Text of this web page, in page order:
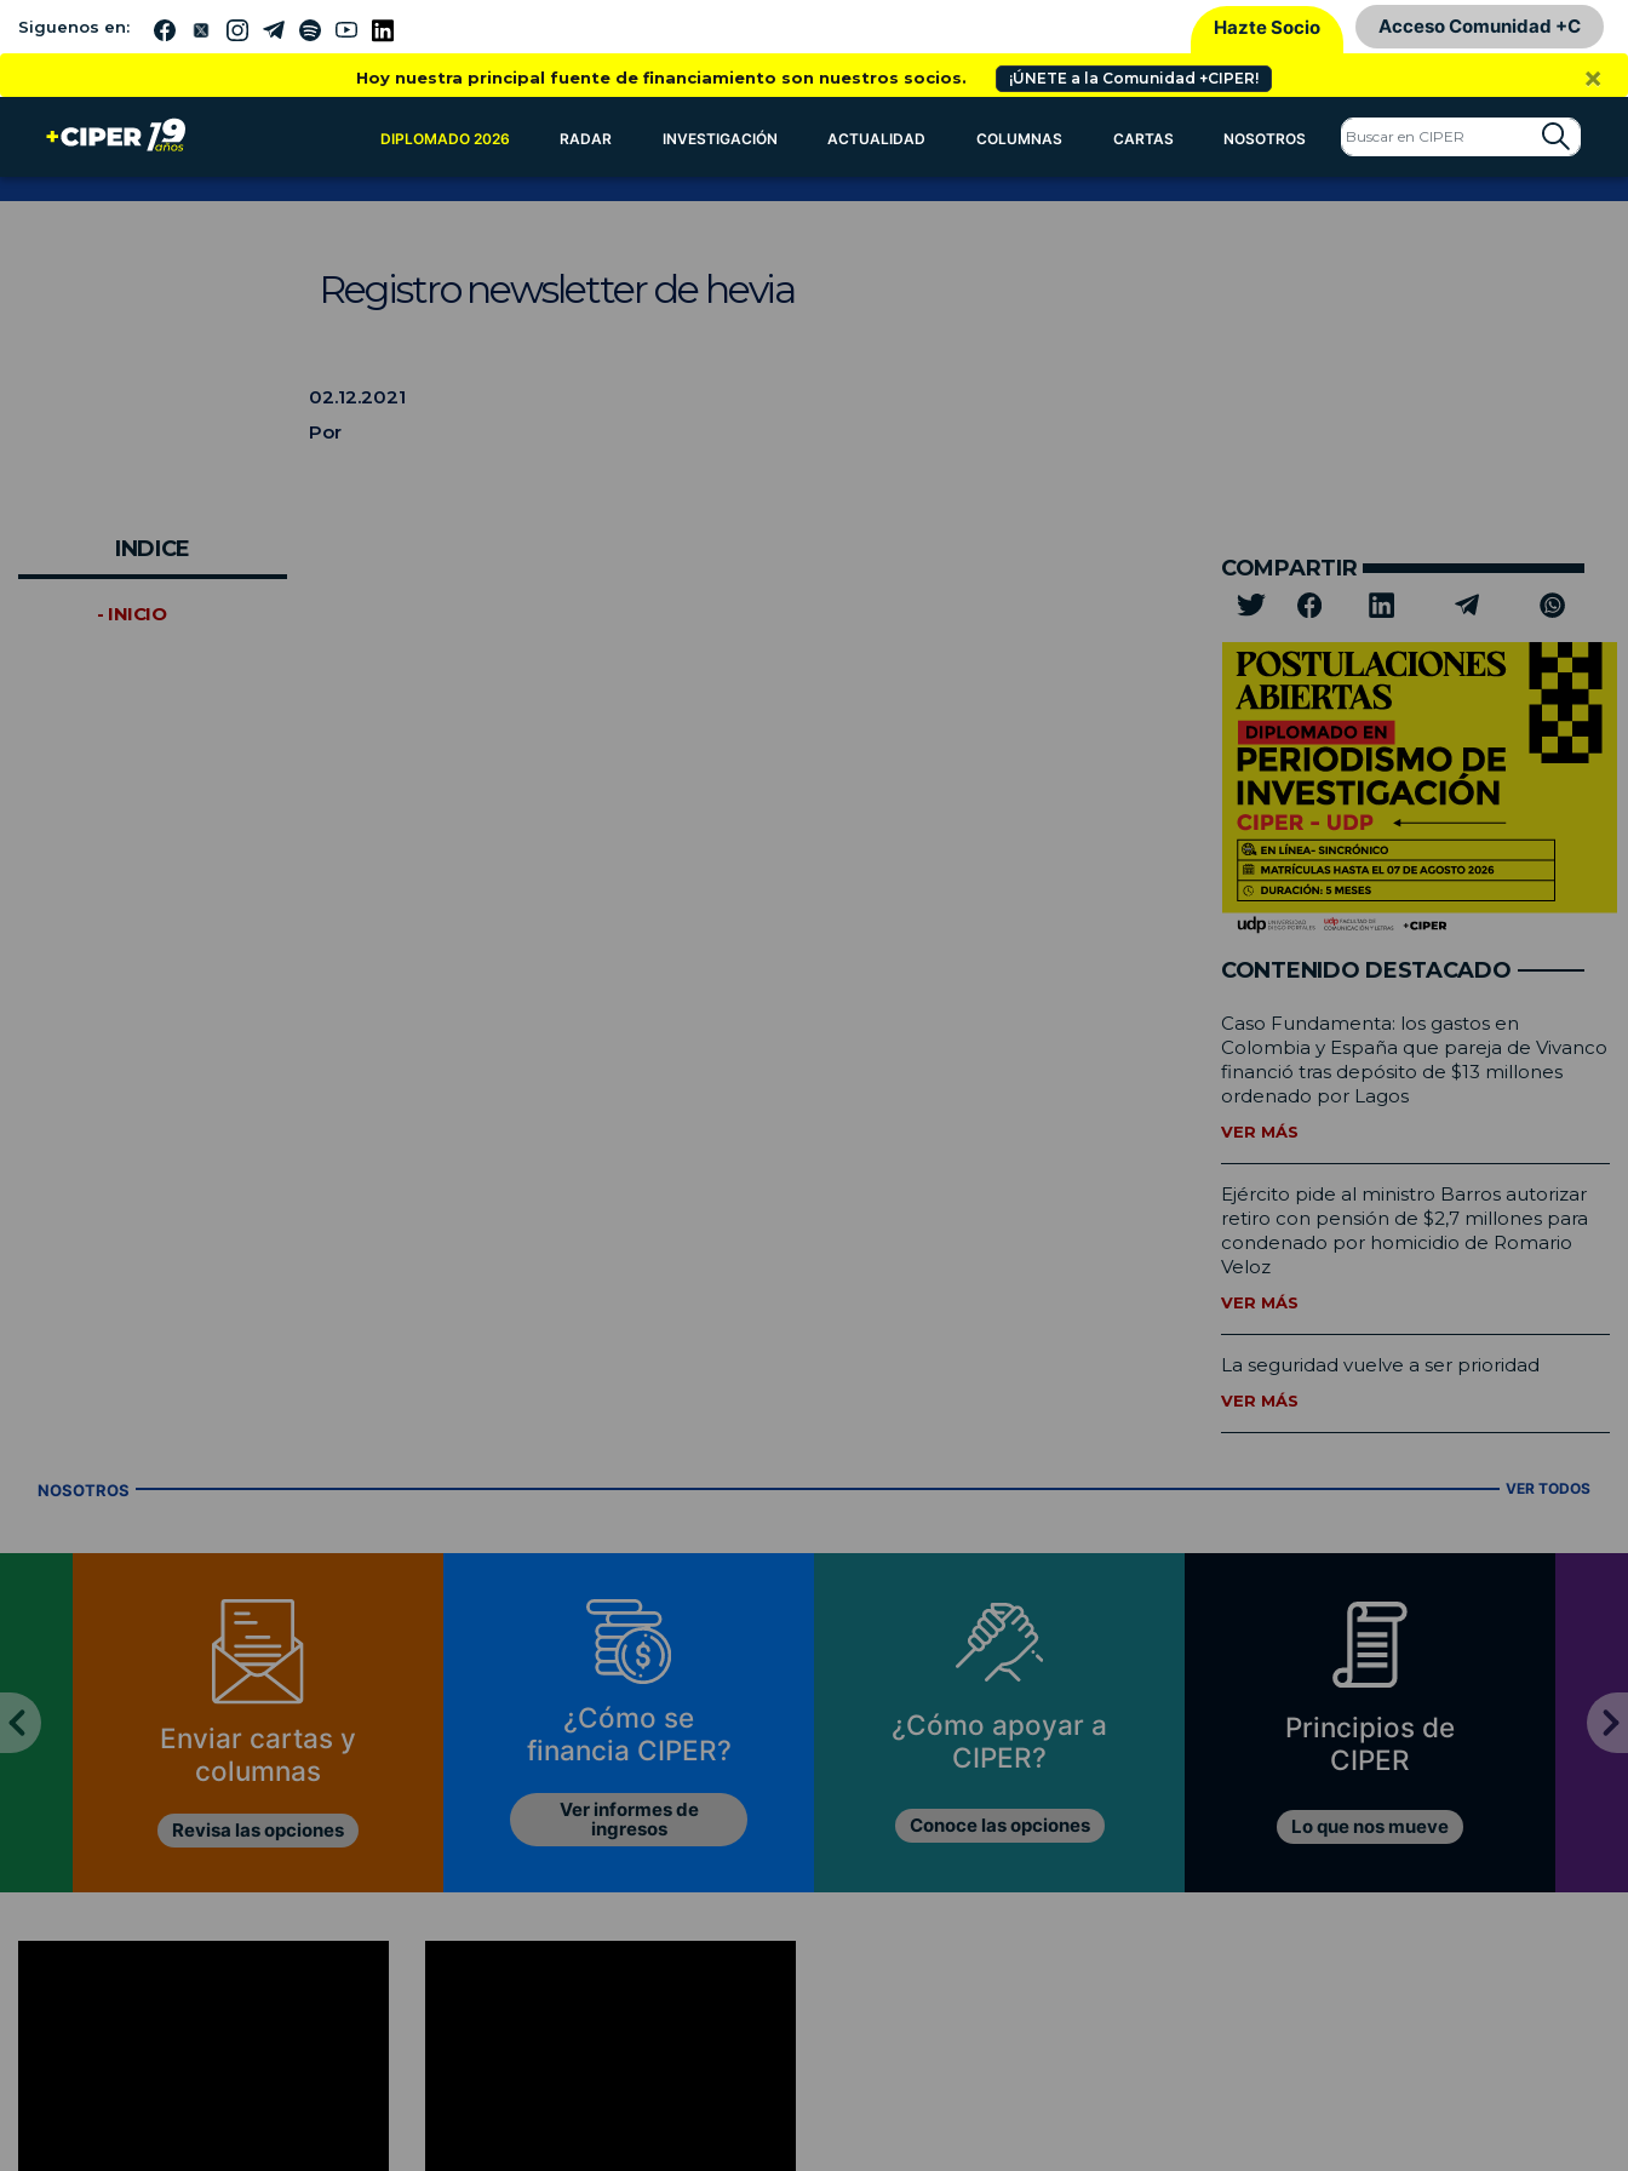
Siguenos en: Hazte Socio Acceso Comunidad +C
Hoy nuestra principal fuente de financiamiento son nuestros socios. ¡ÚNETE a la Comunidad +CIPER! ×
DIPLOMADO 2026 RADAR INVESTIGACIÓN ACTUALIDAD COLUMNAS CARTAS NOSOTROS
Registro newsletter de hevia
02.12.2021
Por
INDICE
- INICIO
COMPARTIR
CONTENIDO DESTACADO
Caso Fundamenta: los gastos en
Colombia y España que pareja de Vivanco
financió tras depósito de $13 millones
ordenado por Lagos
VER MÁS
Ejército pide al ministro Barros autorizar
retiro con pensión de $2,7 millones para
condenado por homicidio de Romario
Veloz
VER MÁS
La seguridad vuelve a ser prioridad
VER MÁS
NOSOTROS VER TODOS
Enviar cartas y
columnas
Revisa las opciones
¿Cómo se
financia CIPER?
Ver informes de
ingresos
¿Cómo apoyar a
CIPER?
Conoce las opciones
Principios de
CIPER
Lo que nos mueve